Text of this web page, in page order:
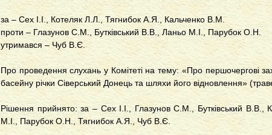
за – Сех І.І., Котеляк Л.Л., Тягнибок А.Я., Кальченко В.М.
проти – Глазунов С.М., Бутківський В.В., Ланьо М.І., Парубок О.Н.
утримався – Чуб В.Є.
Про проведення слухань у Комітеті на тему: «Про першочергові
басейну річки Сіверський Донець та шляхи його відновлення»
Рішення прийнято: за – Сех І.І., Глазунов С.М., Бутківський
М.І., Парубок О.Н., Тягнибок А.Я., Чуб В.Є.